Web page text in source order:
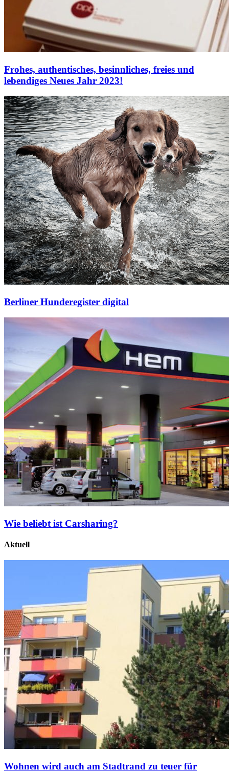
Frohes, authentisches, besinnliches, freies und
lebendiges Neues Jahr 2023!
Berliner Hunderegister digital
Wie beliebt ist Carsharing?
Aktuell
Wohnen wird auch am Stadtrand zu teuer für